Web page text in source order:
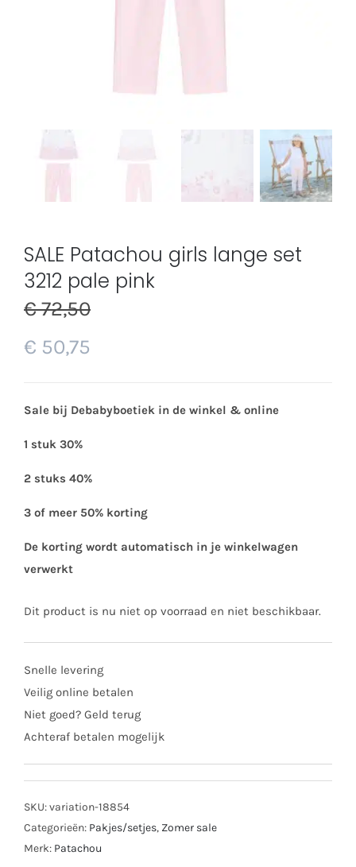
SALE Patachou girls lange set
3212 pale pink
€72,50
€ 50,75
Sale bij Debabyboetiek in de winkel & online
1 stuk 30%
2 stuks 40%
3 of meer 50% korting
De korting wordt automatisch in je winkelwagen
verwerkt
Dit product is nu niet op voorraad en niet beschikbaar.
Snelle levering
Veilig online betalen
Niet goed? Geld terug
Achteraf betalen mogelijk
SKU:variation-18854
Categorieën: Pakjes/setjes, Zomer sale
Merk: Patachou